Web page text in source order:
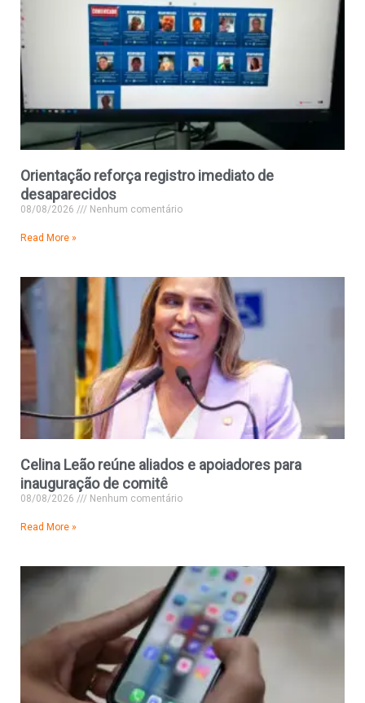
Orientação reforça registro imediato de
desaparecidos
08/08/2026 Nenhum comentário
Read More »
Celina Leão reúne aliados e apoiadores para
inauguração de comitê
08/08/2026 Nenhum comentário
Read More »